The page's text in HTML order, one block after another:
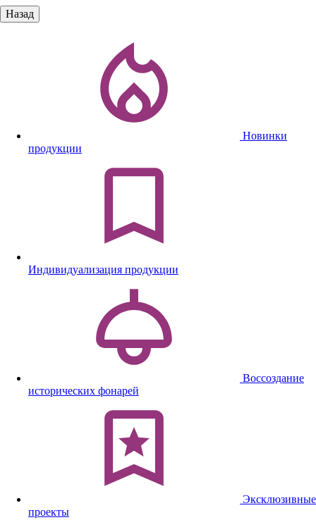
Назад
Новинки
продукции
Индивидуализация продукции
Воссоздание
исторических фонарей
Эксклюзивные
проекты